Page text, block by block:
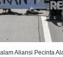
Aliansi Pecinta